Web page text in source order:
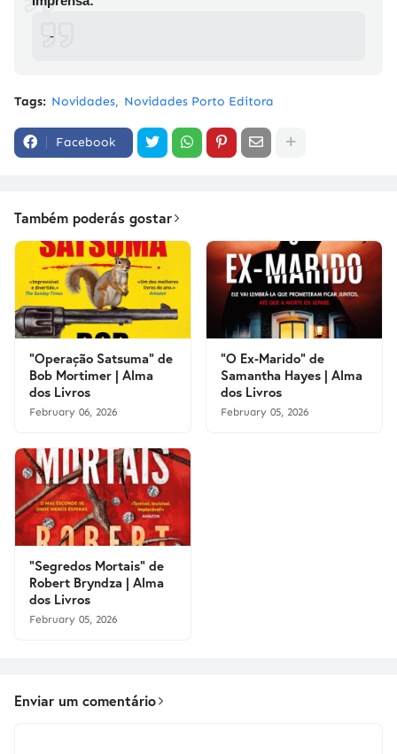
-
Tags: Novidades Novidades Porto Editora
Facebook
Também poderás gostar
"Operação Satsuma" de
Bob Mortimer | Alma
dos Livros
February 06, 2026
"O Ex-Marido" de
Samantha Hayes | Alma
dos Livros
February 05, 2026
"Segredos Mortais" de
Robert Bryndza | Alma
dos Livros
February 05, 2026
Enviar um comentário